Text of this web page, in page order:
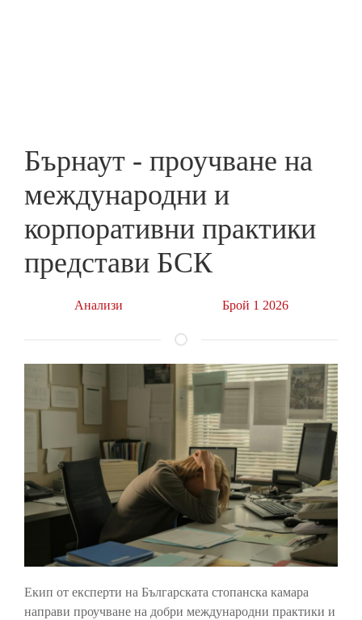
Бърнаут - проучване на
международни и
корпоративни практики
представи БСК
Анализи Брой 1 2026
Екип от експерти на Българската стопанска камара
направи проучване на добри международни практики и